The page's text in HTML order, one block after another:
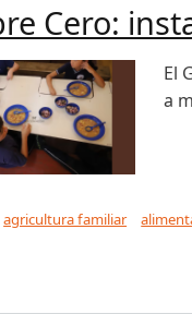
Cero:
El
a
agricultura familiar